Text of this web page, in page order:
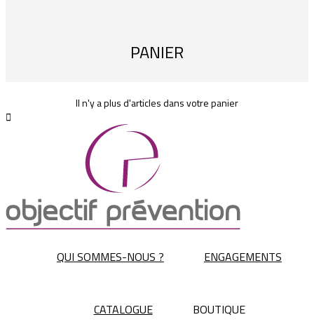
PANIER
Il n'y a plus d'articles dans votre panier

QUI SOMMES-NOUS ? ENGAGEMENTS
CATALOGUE BOUTIQUE